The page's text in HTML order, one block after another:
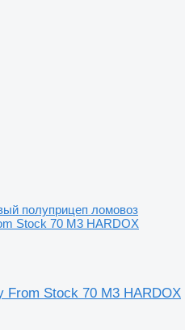
полуприцеп ломовоз
Stock 70 M3 HARDOX
From Stock 70 M3 HARDOX